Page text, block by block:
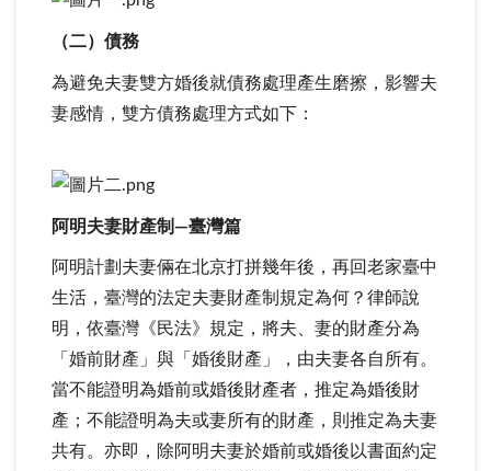
（二）債務
為避免夫妻雙方婚後就債務處理產生磨擦，影響夫
妻感情，雙方債務處理方式如下：
阿明夫妻財產制—臺灣篇
阿明計劃夫妻倆在北京打拼幾年後，再回老家臺中
生活，臺灣的法定夫妻財產制規定為何？律師說
明，依臺灣《民法》規定，將夫、妻的財產分為
「婚前財產」與「婚後財產」，由夫妻各自所有。
當不能證明為婚前或婚後財產者，推定為婚後財
產；不能證明為夫或妻所有的財產，則推定為夫妻
共有。亦即，除阿明夫妻於婚前或婚後以書面約定